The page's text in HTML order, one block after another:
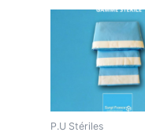
P.U Stériles
VOTRE